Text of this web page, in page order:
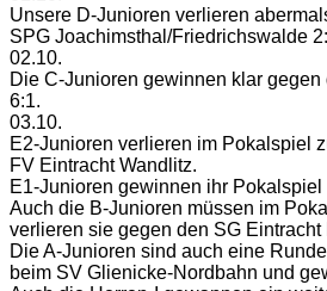
Unsere D-Junioren verlieren
SPG Joachimsthal/Friedrichswalde
02.10.
Die C-Junioren gewinnen klar
6:1.
03.10.
E2-Junioren verlieren im Pokalspiel
FV Eintracht Wandlitz.
E1-Junioren gewinnen ihr
Auch die B-Junioren müssen im
verlieren sie gegen den SG Eintracht
Die A-Junioren sind auch eine
beim SV Glienicke-Nordbahn und